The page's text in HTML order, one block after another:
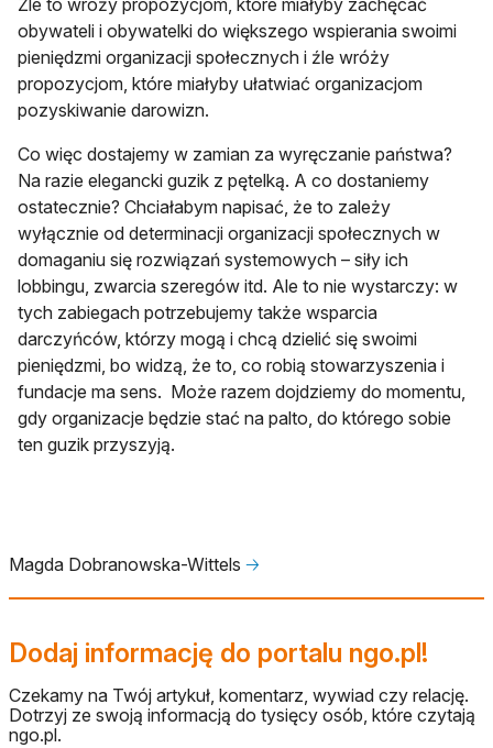
Źle to wróży propozycjom, które miałyby zachęcać
obywateli i obywatelki do większego wspierania swoimi
pieniędzmi organizacji społecznych i źle wróży
propozycjom, które miałyby ułatwiać organizacjom
pozyskiwanie darowizn.
Co więc dostajemy w zamian za wyręczanie państwa?
Na razie elegancki guzik z pętelką. A co dostaniemy
ostatecznie? Chciałabym napisać, że to zależy
wyłącznie od determinacji organizacji społecznych w
domaganiu się rozwiązań systemowych – siły ich
lobbingu, zwarcia szeregów itd. Ale to nie wystarczy: w
tych zabiegach potrzebujemy także wsparcia
darczyńców, którzy mogą i chcą dzielić się swoimi
pieniędzmi, bo widzą, że to, co robią stowarzyszenia i
fundacje ma sens. Może razem dojdziemy do momentu,
gdy organizacje będzie stać na palto, do którego sobie
ten guzik przyszyją.
Magda Dobranowska-Wittels 🡢
Dodaj informację do portalu ngo.pl!
Czekamy na Twój artykuł, komentarz, wywiad czy relację.
Dotrzyj ze swoją informacją do tysięcy osób, które czytają
ngo.pl.